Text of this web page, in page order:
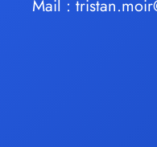
Mail :